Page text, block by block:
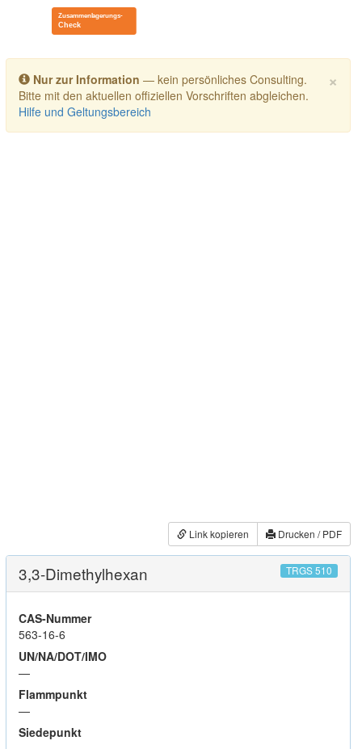
Toggle navigation
×
Nur zur Information — kein persönliches Consulting.
Bitte mit den aktuellen offiziellen Vorschriften abgleichen.
Hilfe und Geltungsbereich
Link kopieren Drucken / PDF
3,3-Dimethylhexan TRGS 510
CAS-Nummer
563-16-6
UN/NA/DOT/IMO
—
Flammpunkt
—
Siedepunkt